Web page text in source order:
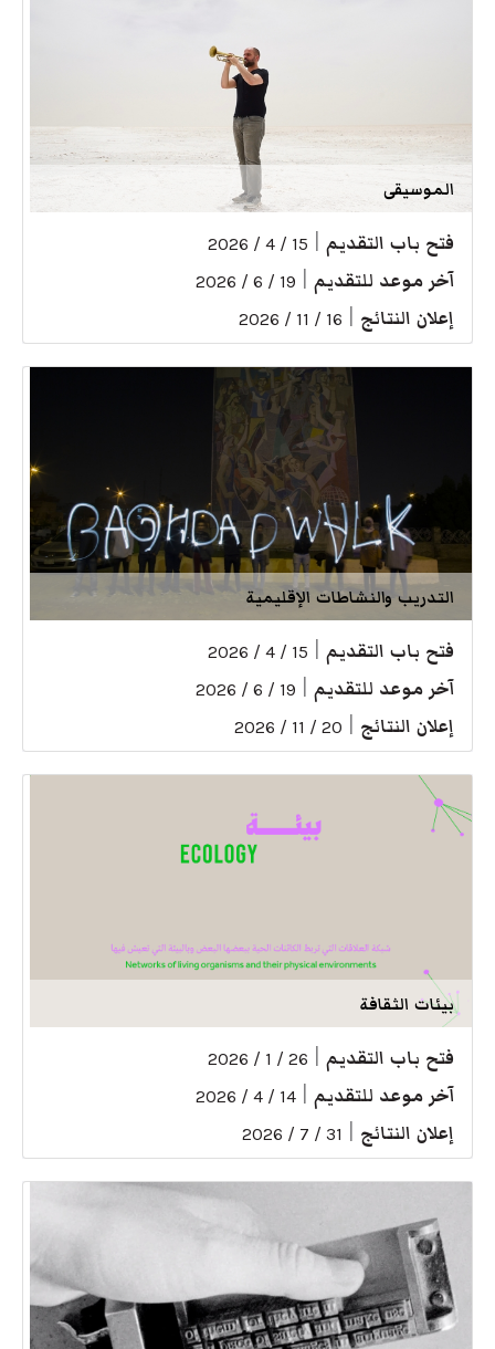
الموسيقى
فتح باب التقديم 15 / 4 / 2026
آخر موعد للتقديم 19 / 6 / 2026
إعلان النتائج 16 / 11 / 2026
التدريب والنشاطات الإقليمية
فتح باب التقديم 15 / 4 / 2026
آخر موعد للتقديم 19 / 6 / 2026
إعلان النتائج 20 / 11 / 2026
بيئات الثقافة
فتح باب التقديم 26 / 1 / 2026
آخر موعد للتقديم 14 / 4 / 2026
إعلان النتائج 31 / 7 / 2026